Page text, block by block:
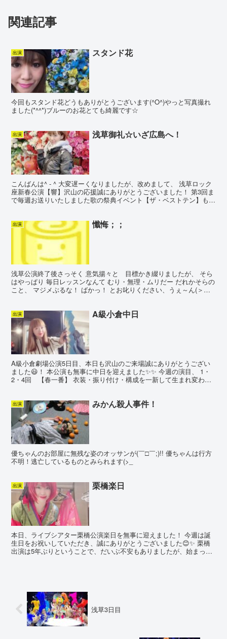
関連記事
出演 スタンド花
今回もスタンド花どうもありがとうございます(^O^)やっと写真撮れ
ました(*^^*)ブルーのお花とても綺麗です☆
出演 浅草御礼☆いざ広島へ！
こんばんは^ - ^ 大変遅ーくなりましたが、改めまして、 浅草ロック
座新春公演【響】沢山の応援誠にありがとうございました！ 第3回ま
で毎週お送りいたしました歌の祭典イベント【ザ・ベストテン】も本
出演 懺悔；；
浅草公演終了後さっそく 意気揚々と 目標かき綴りましたが、 そら
はやっぱり 毎日レッスンなんて むり・無理・ムリだー だれかそらの
こと、 マジメぶるな！ ばかっ！ とお叱りください、うぇ～ん(＞
出演 A級小倉中日
A級小倉劇場公演5日目、本日も沢山のご来場誠にありがとうござい
ました😃！ 本公演も無事に中日を迎えました✨✨ 今週の演目、 1・
2・4回 【春一番】 衣装・振り付け・構成を一新して生まれ変わっ
出演 みかん殺人事件！
優ちゃんのお部屋に無残な姿のオッサンが(￣□￣;)!! 優ちゃんは行方
不明！逃亡しているものとみられます(>_
出演 栗橋楽日
本日、ライブシアター栗橋公演楽日を無事に迎えました！ 今週は誕
生日をお祝いしていただき、誠にありがとうございました😊✨ 栗橋
出演は5年ぶりということで、だいぶ不安もありましたが、始まって
浅草3日目